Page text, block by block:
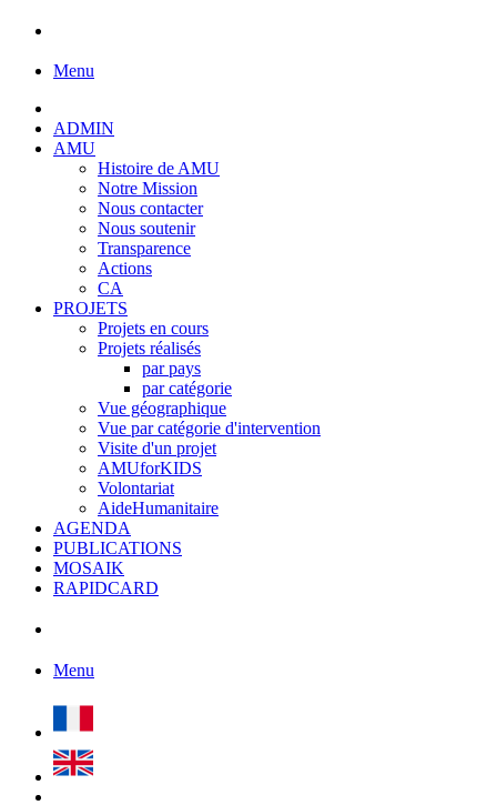
Menu
ADMIN
AMU
Histoire de AMU
Notre Mission
Nous contacter
Nous soutenir
Transparence
Actions
CA
PROJETS
Projets en cours
Projets réalisés
par pays
par catégorie
Vue géographique
Vue par catégorie d'intervention
Visite d'un projet
AMUforKIDS
Volontariat
AideHumanitaire
AGENDA
PUBLICATIONS
MOSAIK
RAPIDCARD
Menu